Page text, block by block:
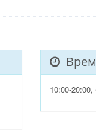
10:00-